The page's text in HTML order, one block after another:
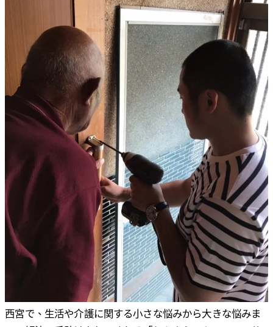
西宮で、生活や介護に関する小さな悩みから大きな悩みま